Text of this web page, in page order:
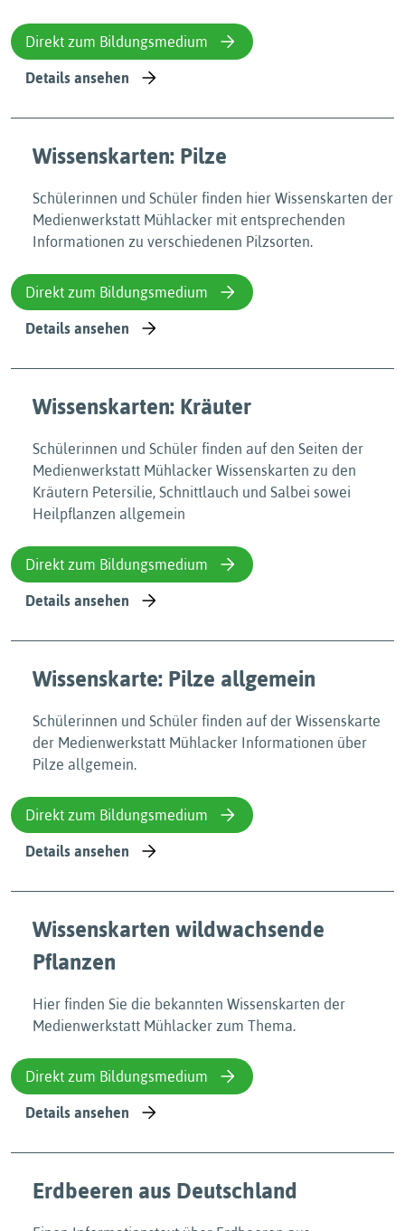
Direkt zum Bildungsmedium
Details ansehen
Wissenskarten: Pilze
Schülerinnen und Schüler finden hier Wissenskarten der
Medienwerkstatt Mühlacker mit entsprechenden
Informationen zu verschiedenen Pilzsorten.
Direkt zum Bildungsmedium
Details ansehen
Wissenskarten: Kräuter
Schülerinnen und Schüler finden auf den Seiten der
Medienwerkstatt Mühlacker Wissenskarten zu den
Kräutern Petersilie, Schnittlauch und Salbei sowei
Heilpflanzen allgemein
Direkt zum Bildungsmedium
Details ansehen
Wissenskarte: Pilze allgemein
Schülerinnen und Schüler finden auf der Wissenskarte
der Medienwerkstatt Mühlacker Informationen über
Pilze allgemein.
Direkt zum Bildungsmedium
Details ansehen
Wissenskarten wildwachsende
Pflanzen
Hier finden Sie die bekannten Wissenskarten der
Medienwerkstatt Mühlacker zum Thema.
Direkt zum Bildungsmedium
Details ansehen
Erdbeeren aus Deutschland